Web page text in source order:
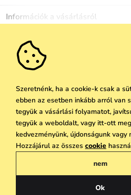
+36 1 808 9989
Információk a vásárlásról
Gyakori kérdések
Anyagok és karbantartás
Visszaküldés és reklamáció
Egyéb információk
Rólunk
Karrier
Ajándék utalványok
Vállalatok számára
We Care
Vuchlook
Üzletek
Praha
Ne maradj le semmiről!
A személyes adatok védelmének
Copyright © 2026 Vuch s.r.o. Minden jog
Simplia.cz
Szeretnénk, ha a cookie-k csak a
ebben az esetben inkább arról van
tegyük a vásárlási folyamatot,
tegyük a weboldalt, vagy itt-ott
kedvezményünk, újdonságunk vagy
Hozzájárul az összes cookie
nem
Ok